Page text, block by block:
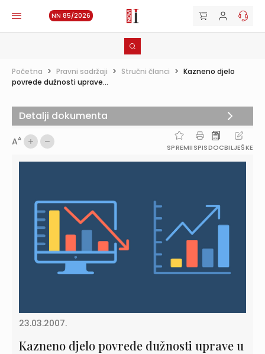
NN 85/2026
Početna > Pravni sadržaji > Stručni članci > Kazneno djelo
povrede dužnosti uprave...
AA
SPREMIISPISDOCBILJEŠKE
23.03.2007.
Kazneno djelo povrede dužnosti uprave u
Detalji dokumenta